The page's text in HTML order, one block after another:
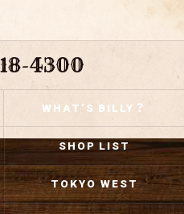
4300
WHAT’S BILLY？
SHOP LIST
TOKYO WEST